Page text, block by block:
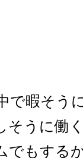
で暇そう
そうに働
でもする